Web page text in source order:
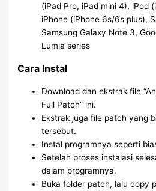
(iPad Pro, iPad mini 4), iPod
iPhone (iPhone 6s/6s plus),
Samsung Galaxy Note 3,
Lumia series
Cara Instal
Download dan ekstrak file
Full Patch” ini.
Ekstrak juga file patch yang
tersebut.
Instal programnya seperti
Setelah proses instalasi
dalam programnya.
Buka folder patch, lalu copy